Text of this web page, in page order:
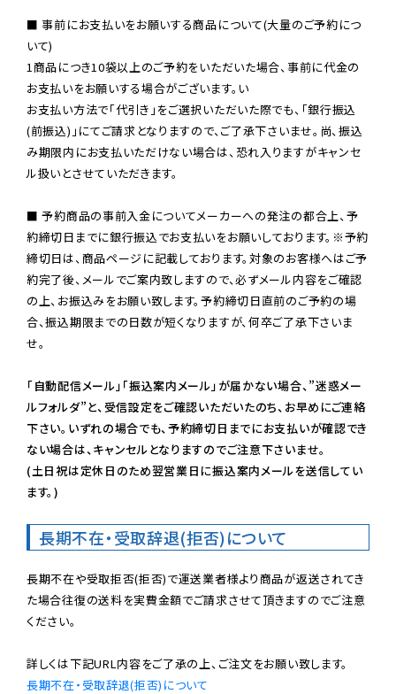
■ 事前にお支払いをお願いする商品について(大量のご予約につ
いて)
1商品につき10袋以上のご予約をいただいた場合、事前に代金の
お支払いをお願いする場合がございます。い
お支払い方法で「代引き」をご選択いただいた際でも、「銀行振込
(前振込)」にてご請求となりますので、ご了承下さいませ。尚、振込
み期限内にお支払いただけない場合は、恐れ入りますがキャンセ
ル扱いとさせていただきます。
■ 予約商品の事前入金についてメーカーへの発注の都合上、予
約締切日までに銀行振込でお支払いをお願いしております。※予約
締切日は、商品ページに記載しております。対象のお客様へはご予
約完了後、メールでご案内致しますので、必ずメール内容をご確認
の上、お振込みをお願い致します。予約締切日直前のご予約の場
合、振込期限までの日数が短くなりますが、何卒ご了承下さいま
せ。
「自動配信メール」「振込案内メール」が届かない場合、”迷惑メー
ルフォルダ”と、受信設定をご確認いただいたのち、お早めにご連絡
下さい。いずれの場合でも、予約締切日までにお支払いが確認でき
ない場合は、キャンセルとなりますのでご注意下さいませ。
(土日祝は定休日のため翌営業日に振込案内メールを送信してい
ます。)
長期不在・受取辞退(拒否)について
長期不在や受取拒否(拒否)で運送業者様より商品が返送されてき
た場合往復の送料を実費金額でご請求させて頂きますのでご注意
ください。
長期不在・受取辞退(拒否)について